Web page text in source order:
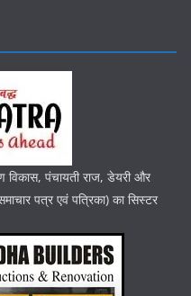
विकास, पंचायती राज, डेयरी और
पत्र एवं पत्रिका) का सिस्टर